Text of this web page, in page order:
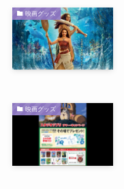
映画グッズ
映画グッズ